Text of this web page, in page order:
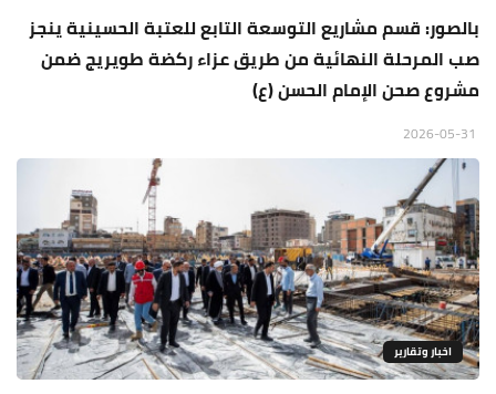
بالصور: قسم مشاريع التوسعة التابع للعتبة الحسينية ينجز
صب المرحلة النهائية من طريق عزاء ركضة طويريج ضمن
مشروع صحن الإمام الحسن (ع)
اخبار وتقارير